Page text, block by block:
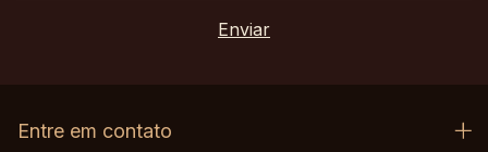
Entre em contato